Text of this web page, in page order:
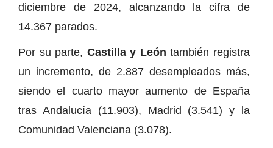
diciembre de 2024, alcanzando la cifra de
14.367 parados.
Por su parte, Castilla y León también registra
un incremento, de 2.887 desempleados más,
siendo el cuarto mayor aumento de España
tras Andalucía (11.903), Madrid (3.541) y la
Comunidad Valenciana (3.078).